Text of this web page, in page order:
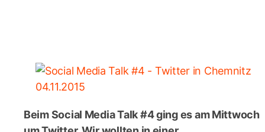
Beim Social Media Talk #4 ging es am Mittwoch